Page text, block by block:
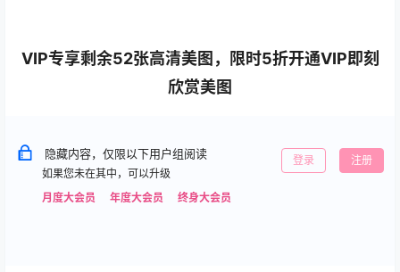
VIP专享剩余52张高清美图，限时5折开通VIP即刻
欣赏美图
隐藏内容，仅限以下用户组阅读
如果您未在其中，可以升级
月度大会员
年度大会员 终身大会员
登录 注册